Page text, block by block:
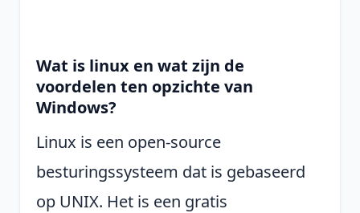
Wat is linux en wat zijn de
voordelen ten opzichte van
Windows?
Linux is een open-source
besturingssysteem dat is gebaseerd
op UNIX. Het is een gratis